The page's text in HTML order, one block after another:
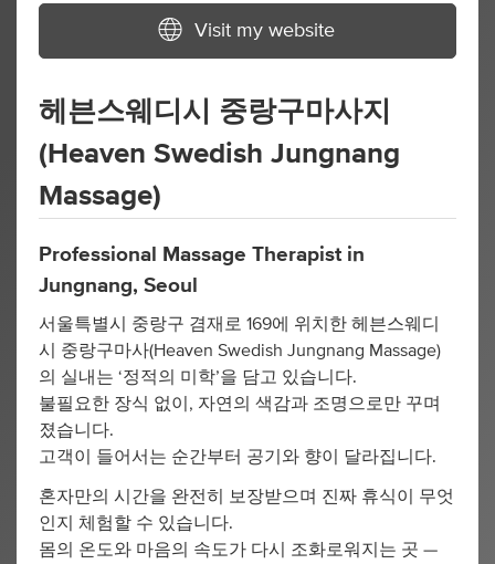
Visit my website
헤븐스웨디시 중랑구마사지
(Heaven Swedish Jungnang
Massage)
Professional Massage Therapist in
Jungnang, Seoul
서울특별시 중랑구 겸재로 169에 위치한 헤븐스웨디
시 중랑구마사(Heaven Swedish Jungnang Massage)
의 실내는 ‘정적의 미학’을 담고 있습니다.
불필요한 장식 없이, 자연의 색감과 조명으로만 꾸며
졌습니다.
고객이 들어서는 순간부터 공기와 향이 달라집니다.
혼자만의 시간을 완전히 보장받으며 진짜 휴식이 무엇
인지 체험할 수 있습니다.
몸의 온도와 마음의 속도가 다시 조화로워지는 곳 —